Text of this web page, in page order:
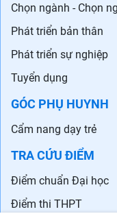
Chọn ngành - Chọn
Phát triển bản thân
Phát triển sự nghiệp
Tuyển dụng
GÓC PHỤ HUYNH
Cẩm nang dạy trẻ
TRA CỨU ĐIỂM
Điểm chuẩn Đại học
Điểm thi THPT